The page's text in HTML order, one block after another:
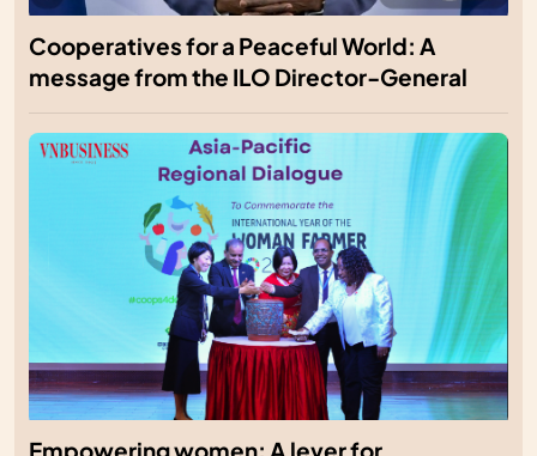
Cooperatives for a Peaceful World: A
message from the ILO Director-General